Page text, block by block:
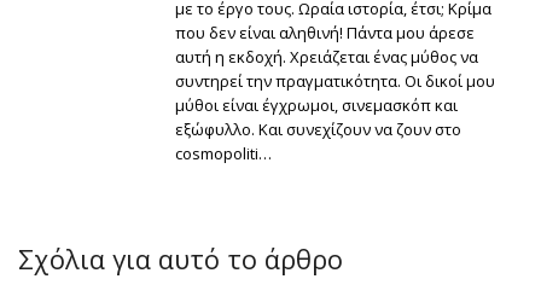
με το έργο τους. Ωραία ιστορία, έτσι; Κρίμα
που δεν είναι αληθινή! Πάντα μου άρεσε
αυτή η εκδοχή. Χρειάζεται ένας μύθος να
συντηρεί την πραγματικότητα. Οι δικοί μου
μύθοι είναι έγχρωμοι, σινεμασκόπ και
εξώφυλλο. Και συνεχίζουν να ζουν στο
cosmopoliti…
Σχόλια για αυτό το άρθρο